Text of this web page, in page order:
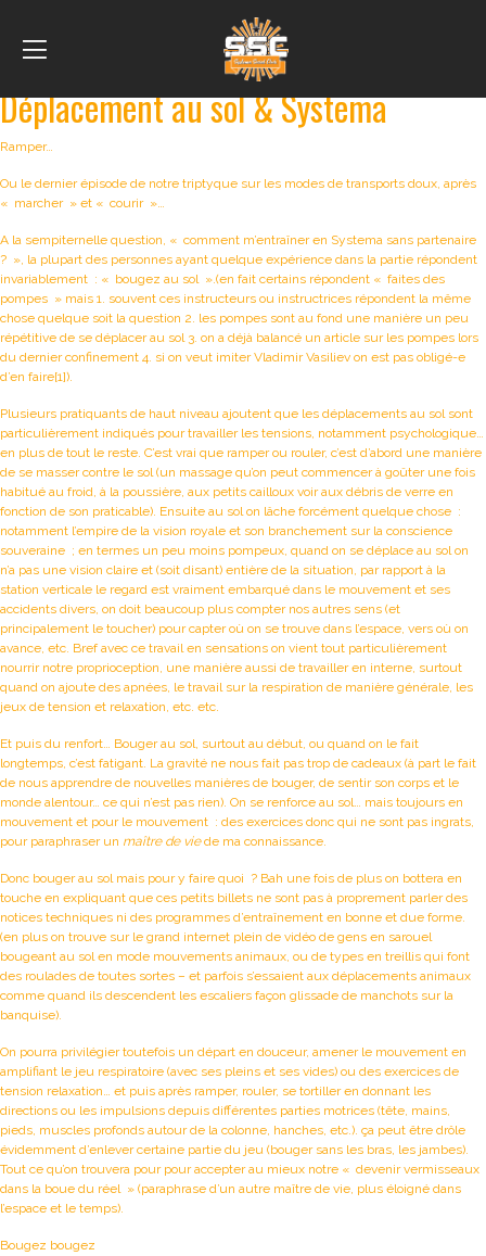
Mois : décembre 2020
Déplacement au sol & Systema
Ramper…
Ou le dernier épisode de notre triptyque sur les modes de transports doux, après
« marcher » et « courir »…
A la sempiternelle question, « comment m’entraîner en Systema sans partenaire
? », la plupart des personnes ayant quelque expérience dans la partie répondent
invariablement : « bougez au sol ».(en fait certains répondent « faites des
pompes » mais 1. souvent ces instructeurs ou instructrices répondent la même
chose quelque soit la question 2. les pompes sont au fond une manière un peu
répétitive de se déplacer au sol 3. on a déjà balancé un article sur les pompes lors
du dernier confinement 4. si on veut imiter Vladimir Vasiliev on est pas obligé-e
d’en faire[1]).
Plusieurs pratiquants de haut niveau ajoutent que les déplacements au sol sont
particulièrement indiqués pour travailler les tensions, notamment psychologique…
en plus de tout le reste. C’est vrai que ramper ou rouler, c’est d’abord une manière
de se masser contre le sol (un massage qu’on peut commencer à goûter une fois
habitué au froid, à la poussière, aux petits cailloux voir aux débris de verre en
fonction de son praticable). Ensuite au sol on lâche forcément quelque chose :
notamment l’empire de la vision royale et son branchement sur la conscience
souveraine ; en termes un peu moins pompeux, quand on se déplace au sol on
n’a pas une vision claire et (soit disant) entière de la situation, par rapport à la
station verticale le regard est vraiment embarqué dans le mouvement et ses
accidents divers, on doit beaucoup plus compter nos autres sens (et
principalement le toucher) pour capter où on se trouve dans l’espace, vers où on
avance, etc. Bref avec ce travail en sensations on vient tout particulièrement
nourrir notre proprioception, une manière aussi de travailler en interne, surtout
quand on ajoute des apnées, le travail sur la respiration de manière générale, les
jeux de tension et relaxation, etc. etc.
Et puis du renfort… Bouger au sol, surtout au début, ou quand on le fait
longtemps, c’est fatigant. La gravité ne nous fait pas trop de cadeaux (à part le fait
de nous apprendre de nouvelles manières de bouger, de sentir son corps et le
monde alentour… ce qui n’est pas rien). On se renforce au sol… mais toujours en
mouvement et pour le mouvement : des exercices donc qui ne sont pas ingrats,
pour paraphraser un maître de viede ma connaissance.
Donc bouger au sol mais pour y faire quoi ? Bah une fois de plus on bottera en
touche en expliquant que ces petits billets ne sont pas à proprement parler des
notices techniques ni des programmes d’entraînement en bonne et due forme.
(en plus on trouve sur le grand internet plein de vidéo de gens en sarouel
bougeant au sol en mode mouvements animaux, ou de types en treillis qui font
des roulades de toutes sortes – et parfois s’essaient aux déplacements animaux
comme quand ils descendent les escaliers façon glissade de manchots sur la
banquise).
On pourra privilégier toutefois un départ en douceur, amener le mouvement en
amplifiant le jeu respiratoire (avec ses pleins et ses vides) ou des exercices de
tension relaxation… et puis après ramper, rouler, se tortiller en donnant les
directions ou les impulsions depuis différentes parties motrices (tête, mains,
pieds, muscles profonds autour de la colonne, hanches, etc.). ça peut être drôle
évidemment d’enlever certaine partie du jeu (bouger sans les bras, les jambes).
Tout ce qu’on trouvera pour pour accepter au mieux notre « devenir vermisseaux
dans la boue du réel » (paraphrase d’un autre maître de vie, plus éloigné dans
l’espace et le temps).
Bougez bougez